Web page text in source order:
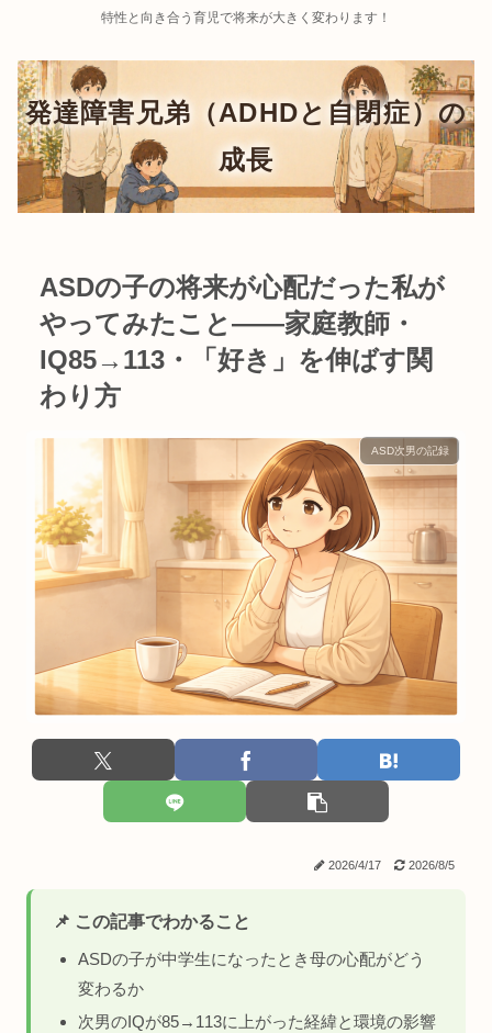
特性と向き合う育児で将来が大きく変わります！
ASDの子の将来が心配だった私が
やってみたこと——家庭教師・
IQ85→113・「好き」を伸ばす関
わり方
ASD次男の記録
2026/4/17 2026/8/5
📌 この記事でわかること
ASDの子が中学生になったとき母の心配がどう
変わるか
次男のIQが85→113に上がった経緯と環境の影響